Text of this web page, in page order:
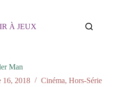
À JEUX
Man
16, 2018 Cinéma, Hors-Série